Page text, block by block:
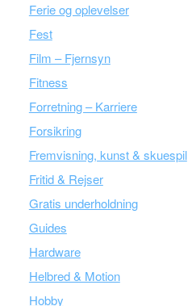
Ferie og oplevelser
Fest
Film – Fjernsyn
Fitness
Forretning – Karriere
Forsikring
Fremvisning, kunst & skuespil
Fritid & Rejser
Gratis underholdning
Guides
Hardware
Helbred & Motion
Hobby